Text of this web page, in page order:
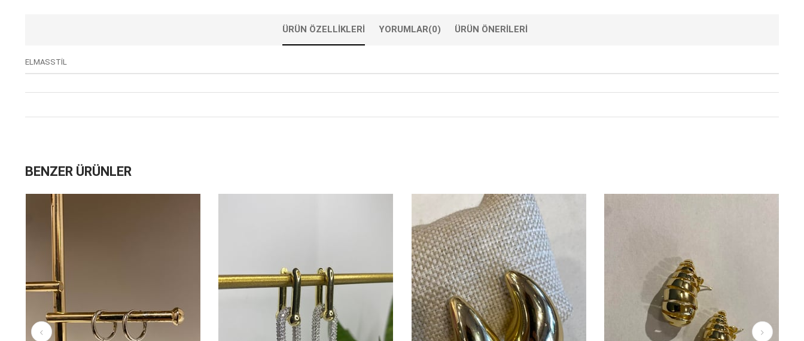
ÜRÜN ÖZELLIKLERI YORUMLAR(0) ÜRÜN ÖNERILERI
ELMASSTİL
BENZER ÜRÜNLER